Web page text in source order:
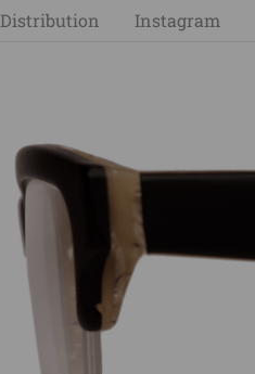
Distribution Instagram